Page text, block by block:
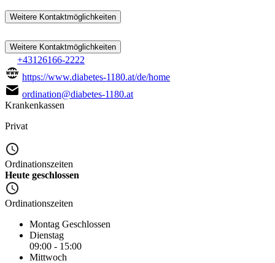
Weitere Kontaktmöglichkeiten
Weitere Kontaktmöglichkeiten
+43126166-2222
https://www.diabetes-1180.at/de/home
ordination@diabetes-1180.at
Krankenkassen
Privat
Ordinationszeiten
Heute geschlossen
Ordinationszeiten
Montag Geschlossen
Dienstag
09:00 - 15:00
Mittwoch